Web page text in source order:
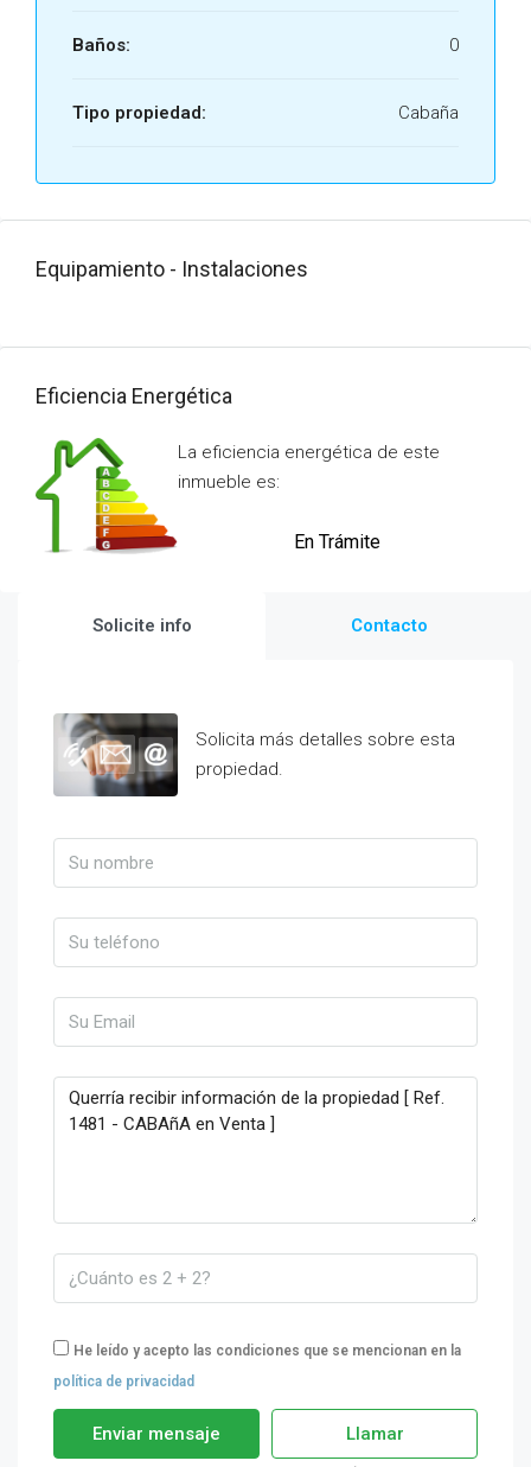
Baños: 0
Tipo propiedad: Cabaña
Equipamiento - Instalaciones
Eficiencia Energética
La eficiencia energética de este
inmueble es:
En Trámite
Solicite info Contacto
Solicita más detalles sobre esta
propiedad.
He leído y acepto las condiciones que se mencionan en la
política de privacidad
Enviar mensaje Llamar